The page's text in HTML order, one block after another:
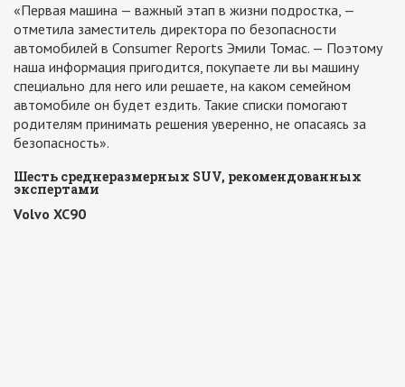
«Первая машина — важный этап в жизни подростка, —
отметила заместитель директора по безопасности
автомобилей в Consumer Reports Эмили Томас. — Поэтому
наша информация пригодится, покупаете ли вы машину
специально для него или решаете, на каком семейном
автомобиле он будет ездить. Такие списки помогают
родителям принимать решения уверенно, не опасаясь за
безопасность».
Шесть среднеразмерных SUV, рекомендованных
экспертами
Volvo XC90